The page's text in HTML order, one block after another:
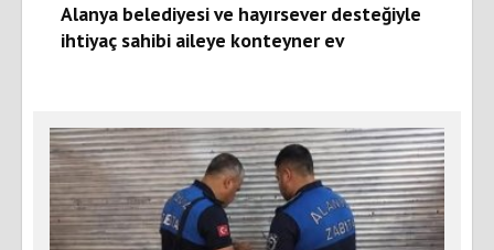
Alanya belediyesi ve hayırsever desteğiyle
ihtiyaç sahibi aileye konteyner ev